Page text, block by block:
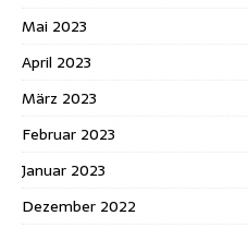
Mai 2023
April 2023
März 2023
Februar 2023
Januar 2023
Dezember 2022